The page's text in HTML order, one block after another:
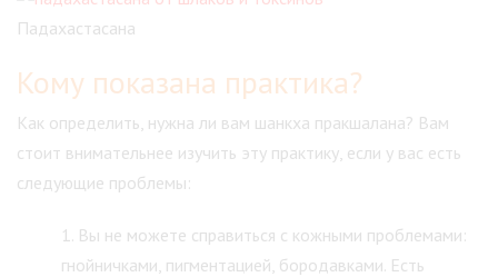
Падахастасана
Кому показана практика?
Как определить, нужна ли вам шанкха пракшалана? Вам
стоит внимательнее изучить эту практику, если у вас есть
следующие проблемы:
Вы не можете справиться с кожными проблемами:
гнойничками, пигментацией, бородавками. Есть